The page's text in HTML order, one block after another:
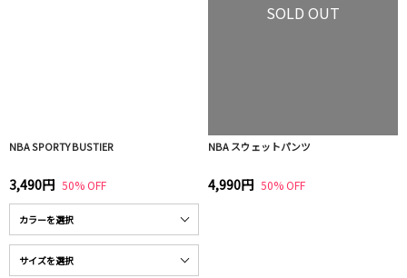
NBA SPORTY BUSTIER
3,490円 50% OFF
SOLD OUT
NBA スウェットパンツ
4,990円 50% OFF